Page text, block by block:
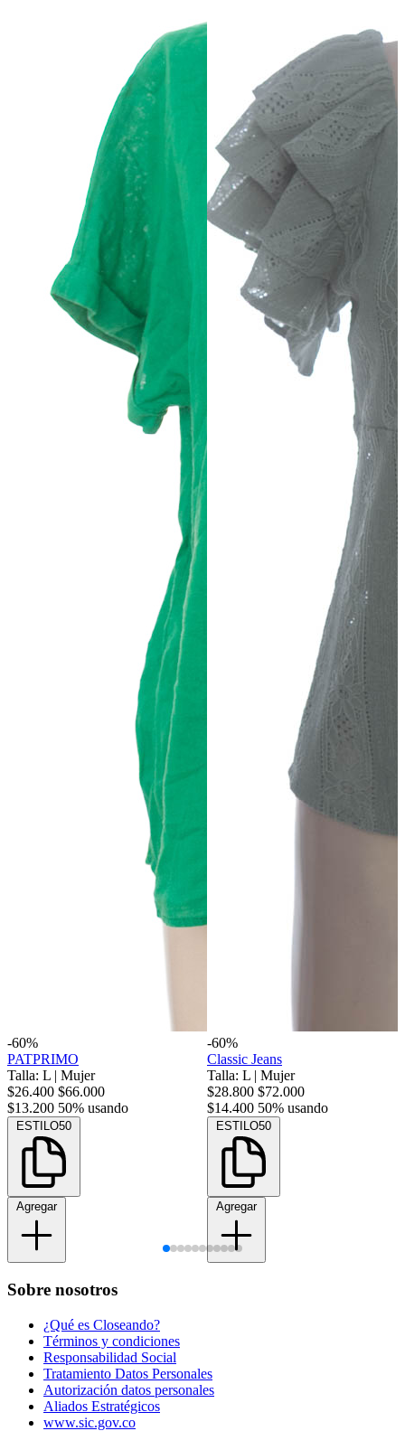
-60%
PATPRIMO
Talla: L | Mujer
$26.400 $66.000
$13.200 50% usando
ESTILO50
Agregar
-60%
Classic Jeans
Talla: L | Mujer
$28.800 $72.000
$14.400 50% usando
ESTILO50
Agregar
Sobre nosotros
¿Qué es Closeando?
Términos y condiciones
Responsabilidad Social
Tratamiento Datos Personales
Autorización datos personales
Aliados Estratégicos
www.sic.gov.co